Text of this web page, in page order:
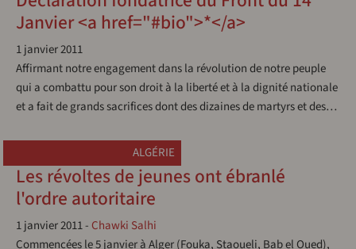
Janvier <a href="#bio">*</a>
1 janvier 2011
Affirmant notre engagement dans la révolution de notre peuple
qui a combattu pour son droit à la liberté et à la dignité nationale
et a fait de grands sacrifices dont des dizaines de martyrs et des…
ALGÉRIE
Les révoltes de jeunes ont ébranlé
l'ordre autoritaire
1 janvier 2011- Chawki Salhi
Commencées le 5 janvier à Alger (Fouka, Staoueli, Bab el Oued),